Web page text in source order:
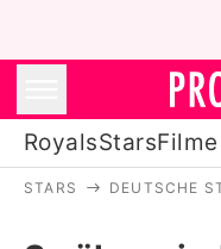
RoyalsStars
STARS DEUTSCHE